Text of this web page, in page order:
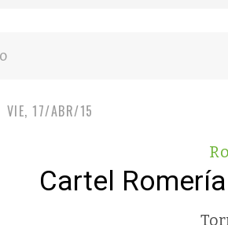
VIE, 17/ABR/15
Cartel